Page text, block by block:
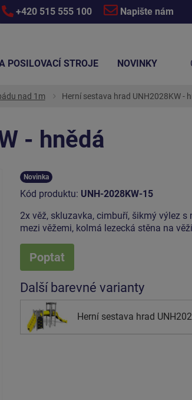
+420 515 555 100 Napište nám
nad 1m Herní sestava hrad UNH2028KW -
- hnědá
Novinka
Kód produktu: UNH-2028KW-15
2x věž, skluzavka, cimbuří, šikmý výlez
mezi věžemi, kolmá lezecká stěna na
Poptat
Další barevné varianty
Herní sestava hrad
POSILOVACÍ STROJE NOVINKY